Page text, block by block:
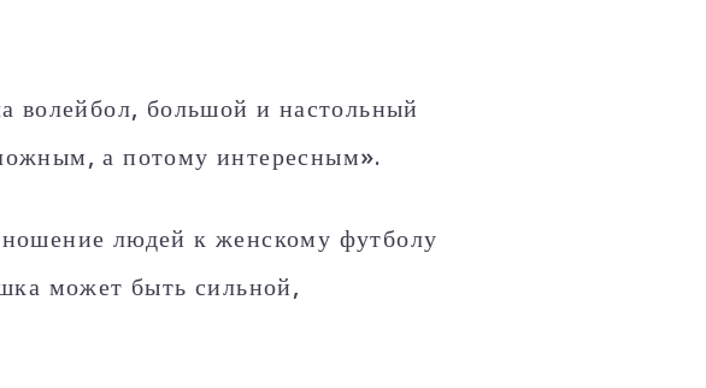
волейбол, большой и настольный
а потому интересным».
людей к женскому футболу
может быть сильной,